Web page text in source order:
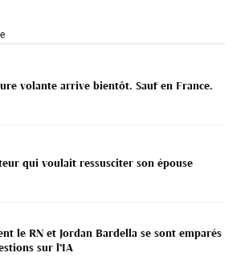
volante arrive bientôt. Sauf en France.
qui voulait ressusciter son épouse
le RN et Jordan Bardella se sont emparés
sur l’IA